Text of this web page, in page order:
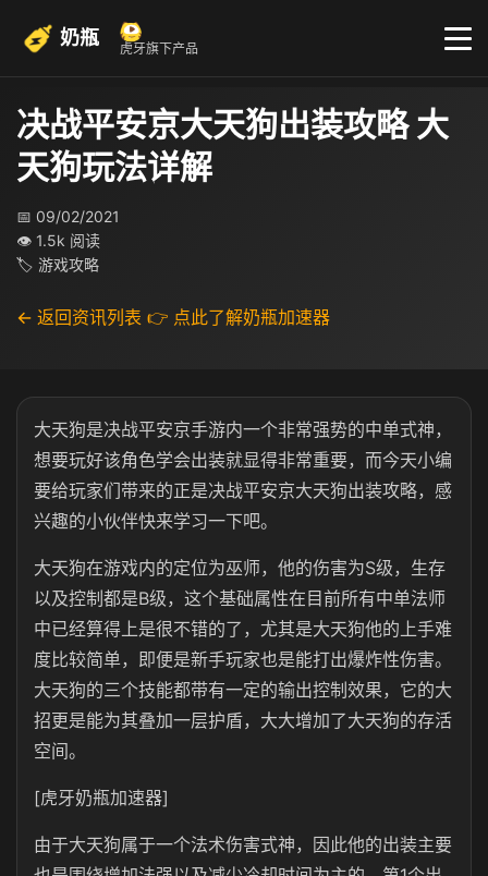
奶瓶 虎牙旗下产品
决战平安京大天狗出装攻略 大
天狗玩法详解
📅 09/02/2021
👁 1.5k 阅读
🏷 游戏攻略
← 返回资讯列表 👉 点此了解奶瓶加速器
大天狗是决战平安京手游内一个非常强势的中单式神，
想要玩好该角色学会出装就显得非常重要，而今天小编
要给玩家们带来的正是决战平安京大天狗出装攻略，感
兴趣的小伙伴快来学习一下吧。
大天狗在游戏内的定位为巫师，他的伤害为S级，生存
以及控制都是B级，这个基础属性在目前所有中单法师
中已经算得上是很不错的了，尤其是大天狗他的上手难
度比较简单，即便是新手玩家也是能打出爆炸性伤害。
大天狗的三个技能都带有一定的输出控制效果，它的大
招更是能为其叠加一层护盾，大大增加了大天狗的存活
空间。
[虎牙奶瓶加速器]
由于大天狗属于一个法术伤害式神，因此他的出装主要